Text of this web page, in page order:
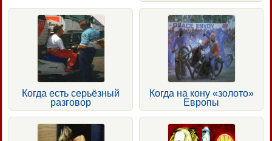
Когда есть серьёзный
разговор
Когда на кону «золото»
Европы